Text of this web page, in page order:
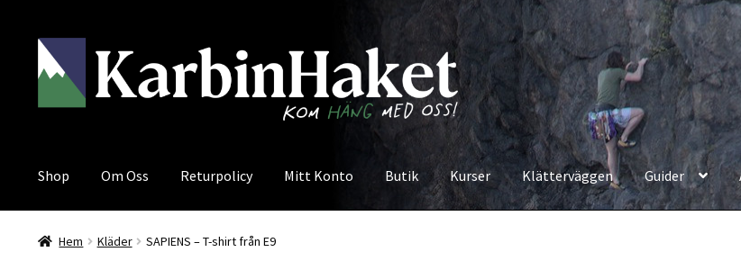
Hoppa
till
navigering
Hoppa
till
innehåll
Shop Om Oss Returpolicy Mitt Konto Butik Kurser Klätterväggen Guider
Hem Kläder SAPIENS – T-shirt från E9